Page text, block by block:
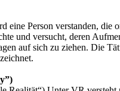
eine Person verstanden, die
und versucht, deren
auf sich zu ziehen. Die